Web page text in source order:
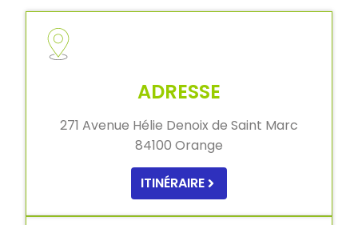
ADRESSE
271 Avenue Hélie Denoix de Saint Marc
84100 Orange
ITINÉRAIRE